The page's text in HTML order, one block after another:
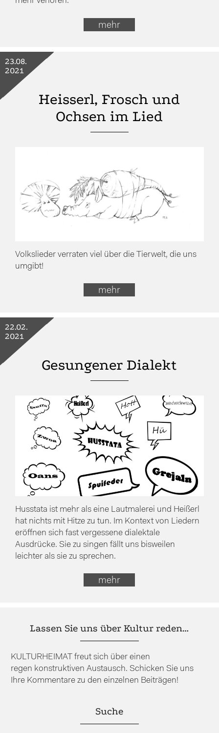
mehr
Heisserl, Frosch und
Ochsen im Lied
23.08.
2021
Volkslieder verraten viel über die Tierwelt, die uns
umgibt!
mehr
Gesungener Dialekt
22.02.
2021
Husstata ist mehr als eine Lautmalerei und Heißerl
hat nichts mit Hitze zu tun. Im Kontext von Liedern
eröffnen sich fast vergessene dialektale
Ausdrücke. Sie zu singen fällt uns bisweilen
leichter als sie zu sprechen.
mehr
Lassen Sie uns über Kultur reden…
KULTURHEIMAT freut sich über einen
regen konstruktiven Austausch. Schicken Sie uns
Ihre Kommentare zu den einzelnen Beiträgen!
Suche